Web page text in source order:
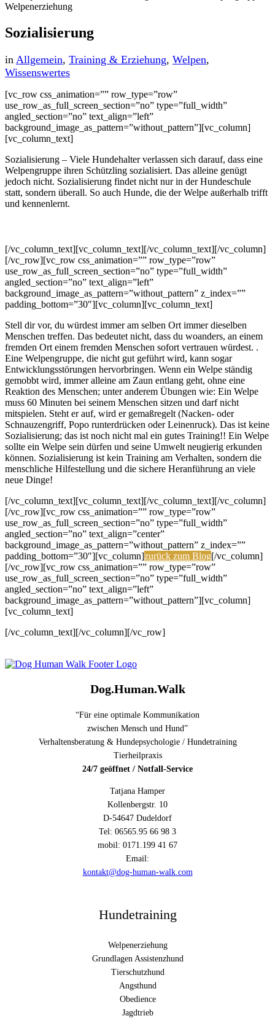
Sozialisierung
in Allgemein, Training & Erziehung, Welpen,
Wissenswertes
[vc_row css_animation=”” row_type=”row”
use_row_as_full_screen_section=”no” type=”full_width”
angled_section=”no” text_align=”left”
background_image_as_pattern=”without_pattern”][vc_column]
[vc_column_text]
Sozialisierung – Viele Hundehalter verlassen sich darauf, dass eine
Welpengruppe ihren Schützling sozialisiert. Das alleine genügt
jedoch nicht. Sozialisierung findet nicht nur in der Hundeschule
statt, sondern überall. So auch Hunde, die der Welpe außerhalb trifft
und kennenlernt.
[/vc_column_text][vc_column_text][/vc_column_text][/vc_column]
[/vc_row][vc_row css_animation=”” row_type=”row”
use_row_as_full_screen_section=”no” type=”full_width”
angled_section=”no” text_align=”left”
background_image_as_pattern=”without_pattern” z_index=””
padding_bottom=”30″][vc_column][vc_column_text]
Stell dir vor, du würdest immer am selben Ort immer dieselben
Menschen treffen. Das bedeutet nicht, dass du woanders, an einem
fremden Ort einem fremden Menschen sofort vertrauen würdest. .
Eine Welpengruppe, die nicht gut geführt wird, kann sogar
Entwicklungsstörungen hervorbringen. Wenn ein Welpe ständig
gemobbt wird, immer alleine am Zaun entlang geht, ohne eine
Reaktion des Menschen; unter anderem Übungen wie: Ein Welpe
muss 60 Minuten bei seinem Menschen sitzen und darf nicht
mitspielen. Steht er auf, wird er gemaßregelt (Nacken- oder
Schnauzengriff, Popo runterdrücken oder Leinenruck). Das ist keine
Sozialisierung; das ist noch nicht mal ein gutes Training!! Ein Welpe
sollte ein Welpe sein dürfen und seine Umwelt neugierig erkunden
können. Sozialisierung ist kein Training am Verhalten, sondern die
menschliche Hilfestellung und die sichere Heranführung an viele
neue Dinge!
[/vc_column_text][vc_column_text][/vc_column_text][/vc_column]
[/vc_row][vc_row css_animation=”” row_type=”row”
use_row_as_full_screen_section=”no” type=”full_width”
angled_section=”no” text_align=”center”
background_image_as_pattern=”without_pattern” z_index=””
padding_bottom=”30″][vc_column]zurück zum Blog[/vc_column]
[/vc_row][vc_row css_animation=”” row_type=”row”
use_row_as_full_screen_section=”no” type=”full_width”
angled_section=”no” text_align=”left”
background_image_as_pattern=”without_pattern”][vc_column]
[vc_column_text]
[/vc_column_text][/vc_column][/vc_row]
Dog.Human.Walk
“Für eine optimale Kommunikation
zwischen Mensch und Hund”
Verhaltensberatung & Hundepsychologie / Hundetraining
Tierheilpraxis
24/7 geöffnet / Notfall-Service
Tatjana Hamper
Kollenbergstr. 10
D-54647 Dudeldorf
Tel: 06565.95 66 98 3
mobil: 0171.199 41 67
Email:
kontakt@dog-human-walk.com
Hundetraining
Welpenerziehung
Grundlagen Assistenzhund
Tierschutzhund
Angsthund
Obedience
Jagdtrieb